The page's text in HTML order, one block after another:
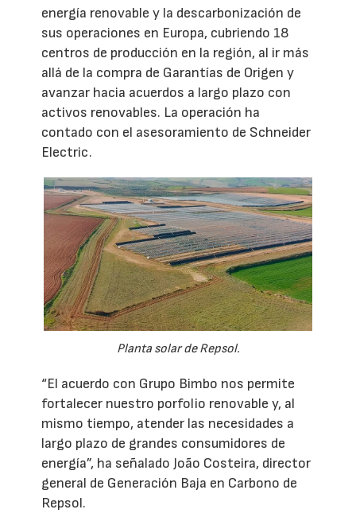
energía renovable y la descarbonización de
sus operaciones en Europa, cubriendo 18
centros de producción en la región, al ir más
allá de la compra de Garantías de Origen y
avanzar hacia acuerdos a largo plazo con
activos renovables. La operación ha
contado con el asesoramiento de Schneider
Electric.
Planta solar de Repsol.
“El acuerdo con Grupo Bimbo nos permite
fortalecer nuestro porfolio renovable y, al
mismo tiempo, atender las necesidades a
largo plazo de grandes consumidores de
energía”, ha señalado João Costeira, director
general de Generación Baja en Carbono de
Repsol.